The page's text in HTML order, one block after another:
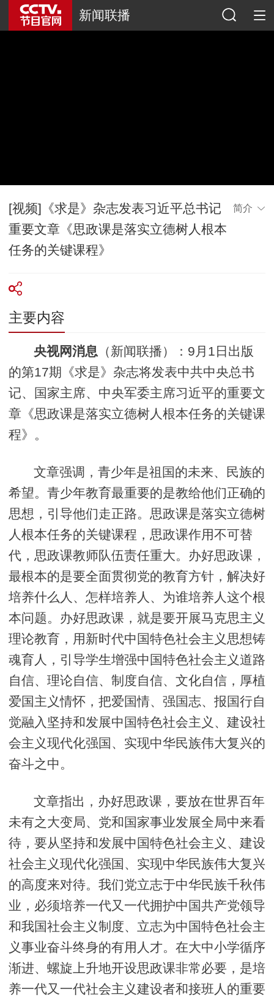
新闻联播
[视频]《求是》杂志发表习近平总书记
重要文章《思政课是落实立德树人根本
任务的关键课程》
简介
主要内容
央视网消息 （新闻联播）：9月1日出版
的第17期《求是》杂志将发表中共中央总书
记、国家主席、中央军委主席习近平的重要文
章《思政课是落实立德树人根本任务的关键课
程》。
文章强调，青少年是祖国的未来、民族的
希望。青少年教育最重要的是教给他们正确的
思想，引导他们走正路。思政课是落实立德树
人根本任务的关键课程，思政课作用不可替
代，思政课教师队伍责任重大。办好思政课，
最根本的是要全面贯彻党的教育方针，解决好
培养什么人、怎样培养人、为谁培养人这个根
本问题。办好思政课，就是要开展马克思主义
理论教育，用新时代中国特色社会主义思想铸
魂育人，引导学生增强中国特色社会主义道路
自信、理论自信、制度自信、文化自信，厚植
爱国主义情怀，把爱国情、强国志、报国行自
觉融入坚持和发展中国特色社会主义、建设社
会主义现代化强国、实现中华民族伟大复兴的
奋斗之中。
文章指出，办好思政课，要放在世界百年
未有之大变局、党和国家事业发展全局中来看
待，要从坚持和发展中国特色社会主义、建设
社会主义现代化强国、实现中华民族伟大复兴
的高度来对待。我们党立志于中华民族千秋伟
业，必须培养一代又一代拥护中国共产党领导
和我国社会主义制度、立志为中国特色社会主
义事业奋斗终身的有用人才。在大中小学循序
渐进、螺旋上升地开设思政课非常必要，是培
养一代又一代社会主义建设者和接班人的重要